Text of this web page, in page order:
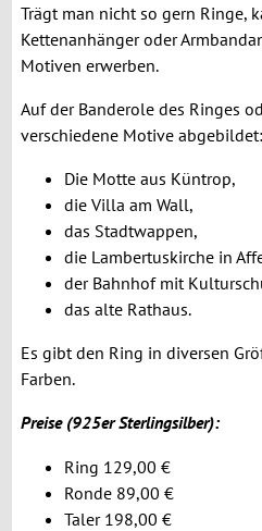
Trägt man nicht so gern Ringe,
Kettenanhänger oder
Motiven erwerben.
Auf der Banderole des Ringes
verschiedene Motive abgebildet:
Die Motte aus Küntrop,
die Villa am Wall,
das Stadtwappen,
die Lambertuskirche in
der Bahnhof mit
das alte Rathaus.
Es gibt den Ring in diversen
Farben.
Preise (925er Sterlingsilber):
Ring 129,00 €
Ronde 89,00 €
Taler 198,00 €